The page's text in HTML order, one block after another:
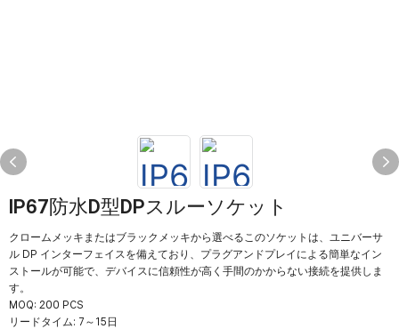
IP67防水D型DPスルーソケット
クロームメッキまたはブラックメッキから選べるこのソケットは、ユニバーサ
ル DP インターフェイスを備えており、プラグアンドプレイによる簡単なイン
ストールが可能で、デバイスに信頼性が高く手間のかからない接続を提供しま
す。
MOQ: 200 PCS
リードタイム: 7～15日